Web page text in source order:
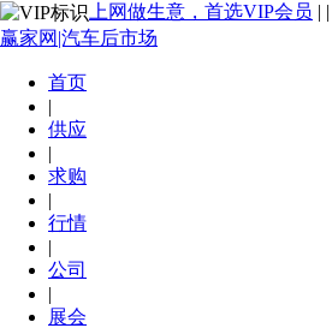
上网做生意，首选VIP会员 | |
赢家网|汽车后市场
首页
|
供应
|
求购
|
行情
|
公司
|
展会